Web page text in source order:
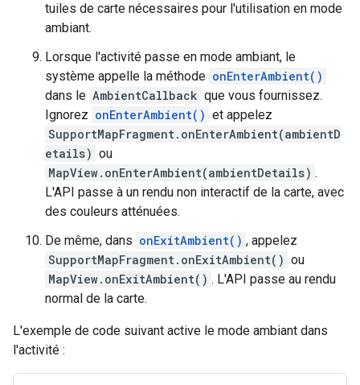
tuiles de carte nécessaires pour l'utilisation en mode
ambiant.
Lorsque l'activité passe en mode ambiant, le
système appelle la méthode onEnterAmbient()
dans le AmbientCallback que vous fournissez.
Ignorez onEnterAmbient() et appelez
SupportMapFragment.onEnterAmbient(ambientD
etails) ou
MapView.onEnterAmbient(ambientDetails) .
L'API passe à un rendu non interactif de la carte, avec
des couleurs atténuées.
De même, dans onExitAmbient() , appelez
SupportMapFragment.onExitAmbient() ou
MapView.onExitAmbient() . L'API passe au rendu
normal de la carte.
L'exemple de code suivant active le mode ambiant dans
l'activité :